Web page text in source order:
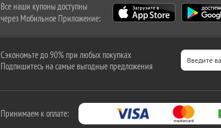
Все наши купоны доступны
через Мобильное Приложение:
Сэкономьте до 90% при любых покупках
Подпишитесь на самые выгодные предложения
Принимаем к оплате: